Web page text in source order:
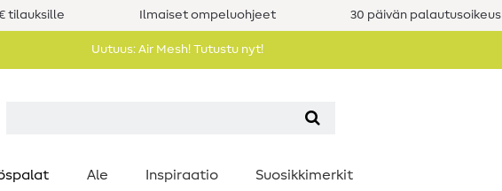
tilauksille Ilmaiset ompeluohjeet 30 päivän palautusoikeus
Uutuus: Air Mesh! Tutustu nyt!
Ale Inspiraatio Suosikkimerkit